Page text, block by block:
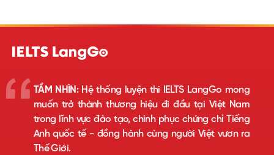
TẦM NHÌN:Hệ thống luyện thi IELTS LangGo mong
muốn trở thành thương hiệu đi đầu tại Việt Nam
trong lĩnh vực đào tạo, chinh phục chứng chỉ Tiếng
Anh quốc tế - đồng hành cùng người Việt vươn ra
Thế Giới.